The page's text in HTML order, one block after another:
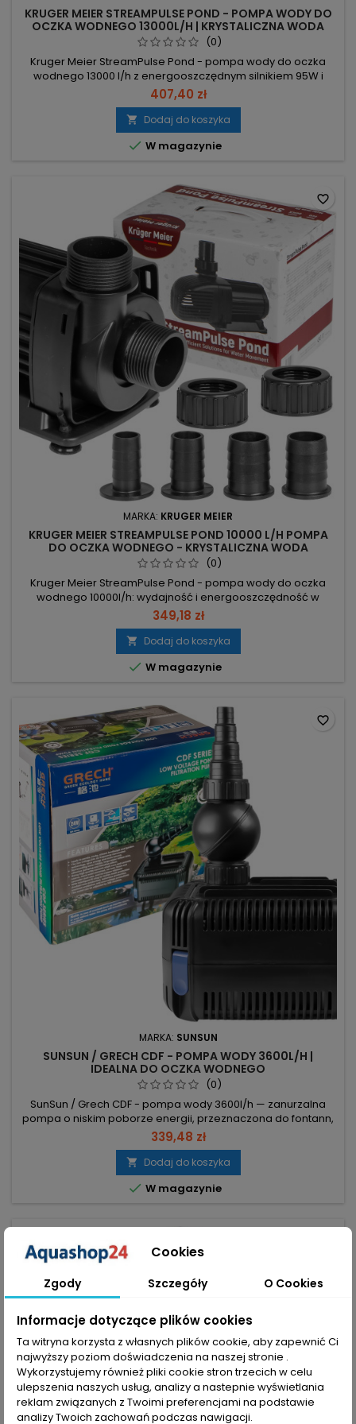
KRUGER MEIER STREAMPULSE POND - POMPA WODY DO
OCZKA WODNEGO 13000L/H | KRYSTALICZNA WODA
(0)
Kruger Meier StreamPulse Pond - pompa wody do oczka
wodnego 13000 l/h z energooszczędnym silnikiem 95W i
maks. wznoszeniem 6.5m. 13000 l/h – szybka cyrkulacja dla
klarownej i napowietrzonej wody. 95W – niskie zużycie
energii przy dużej wydajności. 6.5m wysokości tłoczenia –
nadaje się do wodospadów i fontann. Ceramiczna oś,
zabezpieczenie przed pracą na...
407,40 zł
 Dodaj do koszyka
 W magazynie
MARKA: KRUGER MEIER
KRUGER MEIER STREAMPULSE POND 10000 L/H POMPA
DO OCZKA WODNEGO - KRYSTALICZNA WODA
(0)
Kruger Meier StreamPulse Pond - pompa wody do oczka
wodnego 10000l/h: wydajność i energooszczędność w
zanurzeniowej konstrukcji. Wydajność 10000 l/h – skuteczna
cyrkulacja wody w oczkach, stawach i fontannach. Moc 85 W
(silnik 6-biegunowy, sterowany PCB) – niskie zużycie energii
przy stabilnej pracy. Wznoszenie 6 m + ceramiczna oś
wirnika – zasilanie...
349,18 zł
 Dodaj do koszyka
 W magazynie
favorite_border
MARKA: SUNSUN
SUNSUN / GRECH CDF - POMPA WODY 3600L/H |
IDEALNA DO OCZKA WODNEGO
(0)
SunSun / Grech CDF - pompa wody 3600l/h — zanurzalna
pompa o niskim poborze energii, przeznaczona do fontann,
filtrów i kaskad. Wydajność 3600 l/h – szybka cyrkulacja i
stabilny przepływ. Moc 20W – bardzo niskie zużycie energii.
Podnoszenie 280 cm – obsługa strumieni i kaskad do 2,8 m.
Praca zanurzona lub poza wodą (wymaga grawitacyjnego
dopływu), kosz...
339,48 zł
 Dodaj do koszyka
 W magazynie
favorite_border
Cookies
Zgody Szczegóły O Cookies
Informacje dotyczące plików cookies
Ta witryna korzysta z własnych plików cookie, aby zapewnić Ci
najwyższy poziom doświadczenia na naszej stronie .
Wykorzystujemy również pliki cookie stron trzecich w celu
ulepszenia naszych usług, analizy a nastepnie wyświetlania
reklam związanych z Twoimi preferencjami na podstawie
analizy Twoich zachowań podczas nawigacji.